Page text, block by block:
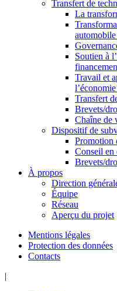
Transfert de
La
Soutien à
Travail et
Transfert
Brevets/
Chaîne de
Dispositif de
Promotion
Conseil en
Brevets/
À propos
Direction
Équipe
Réseau
Aperçu du projet
Mentions légales
Protection des données
Contacts
|